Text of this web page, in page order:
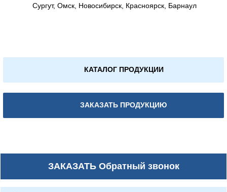
Сургут, Омск, Новосибирск, Красноярск, Барнаул
КАТАЛОГ ПРОДУКЦИИ
ЗАКАЗАТЬ ПРОДУКЦИЮ
ЗАКАЗАТЬОбратный звонок